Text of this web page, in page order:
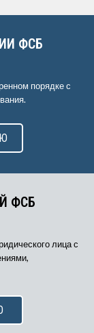
ФСБ
порядке с
ФСБ
лица с